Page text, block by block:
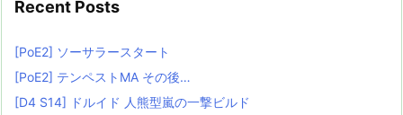
Recent Posts
[PoE2] ソーサラースタート
[PoE2] テンペストMA その後…
[D4 S14] ドルイド 人熊型嵐の一撃ビルド